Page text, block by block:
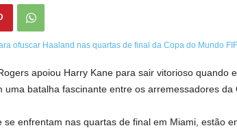
apoiou Harry Kane para sair vitorioso quando
uma batalha fascinante entre os arremessadores da
se enfrentam nas quartas de final em Miami, estão